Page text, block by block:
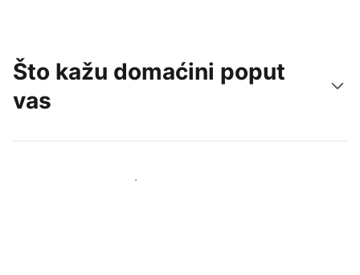
Što kažu domaćini poput
vas
Pridružite se domaćinima poput vas